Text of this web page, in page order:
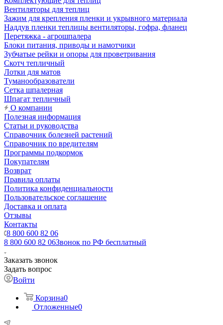
Вентиляторы для теплиц
Зажим для крепления пленки и укрывного материала
Наддув пленки теплицы вентиляторы, гофра, фланец
Перетяжка - агрошпалера
Блоки питания, приводы и намотчики
Зубчатые рейки и опоры для проветривания
Скотч тепличный
Лотки для матов
Туманообразователи
Сетка шпалерная
Шпагат тепличный
О компании
Полезная информация
Статьи и руководства
Справочник болезней растений
Справочник по вредителям
Программы подкормок
Покупателям
Возврат
Правила оплаты
Политика конфиденциальности
Пользовательское соглашение
Доставка и оплата
Отзывы
Контакты
8 800 600 82 06
8 800 600 82 06Звонок по РФ бесплатный
Заказать звонок
Задать вопрос
Войти
Корзина0
Отложенные0